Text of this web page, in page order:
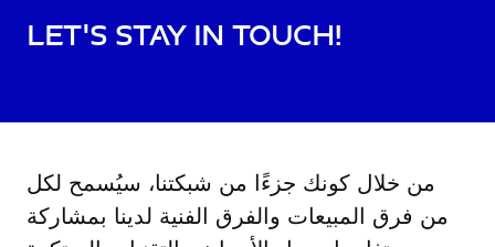
Let's stay in touch!
من خلال كونك جزءًا من شبكتنا، سيُسمح لكل
من فرق المبيعات والفرق الفنية لدينا بمشاركة